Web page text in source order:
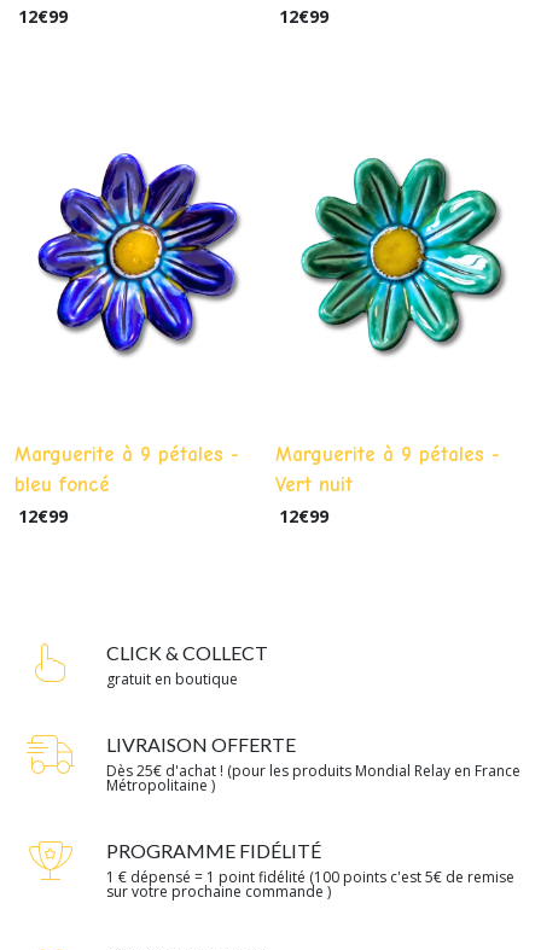
12€99 12€99
Marguerite à 9 pétales -
bleu foncé
12€99
Marguerite à 9 pétales -
Vert nuit
12€99
CLICK & COLLECT
gratuit en boutique
LIVRAISON OFFERTE
Dès 25€ d'achat ! (pour les produits Mondial Relay en France
Métropolitaine )
PROGRAMME FIDÉLITÉ
1 € dépensé = 1 point fidélité (100 points c'est 5€ de remise
sur votre prochaine commande )